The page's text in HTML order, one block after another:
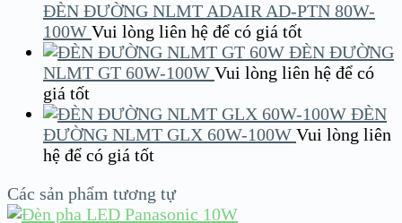
ĐÈN ĐƯỜNG NLMT ADAIR AD-PTN 80W-
100W Vui lòng liên hệ để có giá tốt
ĐÈN ĐƯỜNG
NLMT GT 60W-100W Vui lòng liên hệ để có
giá tốt
ĐÈN
ĐƯỜNG NLMT GLX 60W-100W Vui lòng liên
hệ để có giá tốt
Các sản phẩm tương tự